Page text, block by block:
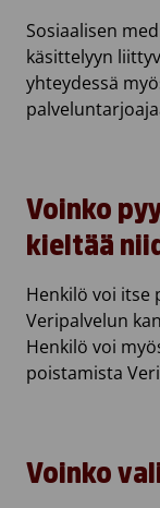
Sosiaalisen
käsittelyyn
yhteydessä
Voinko
kieltää
Henkilö voi itse
Veripalvelun
Henkilö voi
poistamista
Voinko